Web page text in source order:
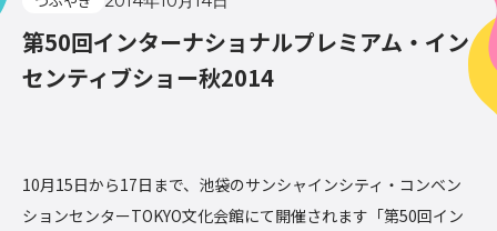
第50回インターナショナルプレミアム・イン
センティブショー秋2014
10月15日から17日まで、池袋のサンシャインシティ・コンベン
ションセンターTOKYO文化会館にて開催されます「第50回イン